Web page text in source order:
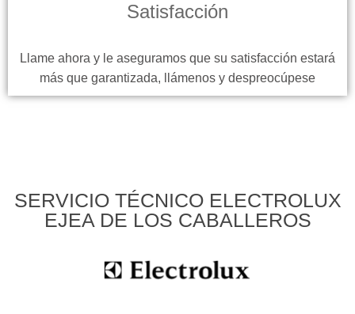
Satisfacción
Llame ahora y le aseguramos que su satisfacción estará
más que garantizada, llámenos y despreocúpese
SERVICIO TÉCNICO ELECTROLUX
EJEA DE LOS CABALLEROS